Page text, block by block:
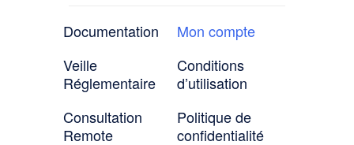
Documentation
Veille
Réglementaire
Consultation
Remote
Mon compte
Conditions
d’utilisation
Politique de
confidentialité